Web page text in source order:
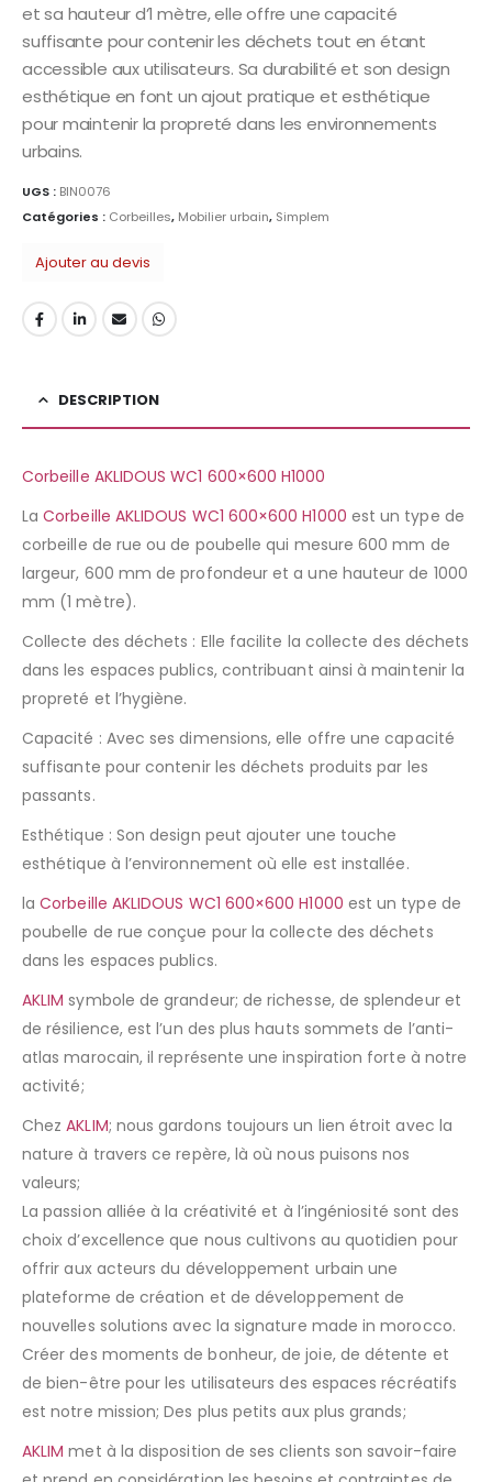
et sa hauteur d’1 mètre, elle offre une capacité
suffisante pour contenir les déchets tout en étant
accessible aux utilisateurs. Sa durabilité et son design
esthétique en font un ajout pratique et esthétique
pour maintenir la propreté dans les environnements
urbains.
UGS : BIN0076
Catégories : Corbeilles, Mobilier urbain, Simplem
Ajouter au devis
DESCRIPTION
Corbeille AKLIDOUS WC1 600×600 H1000
LaCorbeille AKLIDOUS WC1 600×600 H1000 est un type de
corbeille de rue ou de poubelle qui mesure 600 mm de
largeur, 600 mm de profondeur et a une hauteur de 1000
mm (1 mètre).
Collecte des déchets : Elle facilite la collecte des déchets
dans les espaces publics, contribuant ainsi à maintenir la
propreté et l’hygiène.
Capacité : Avec ses dimensions, elle offre une capacité
suffisante pour contenir les déchets produits par les
passants.
Esthétique : Son design peut ajouter une touche
esthétique à l’environnement où elle est installée.
laCorbeille AKLIDOUS WC1 600×600 H1000 est un type de
poubelle de rue conçue pour la collecte des déchets
dans les espaces publics.
AKLIM symbole de grandeur; de richesse, de splendeur et
de résilience, est l’un des plus hauts sommets de l’anti-
atlas marocain, il représente une inspiration forte à notre
activité;
ChezAKLIM; nous gardons toujours un lien étroit avec la
nature à travers ce repère, là où nous puisons nos
valeurs;
La passion alliée à la créativité et à l’ingéniosité sont des
choix d’excellence que nous cultivons au quotidien pour
offrir aux acteurs du développement urbain une
plateforme de création et de développement de
nouvelles solutions avec la signature made in morocco.
Créer des moments de bonheur, de joie, de détente et
de bien-être pour les utilisateurs des espaces récréatifs
est notre mission; Des plus petits aux plus grands;
AKLIM met à la disposition de ses clients son savoir-faire